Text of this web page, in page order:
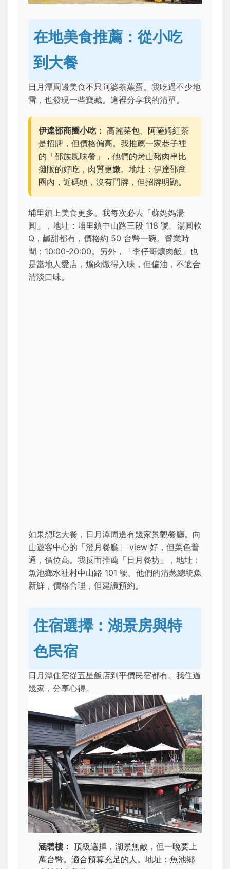
在地美食推薦：從小吃
到大餐
日月潭周邊美食不只阿婆茶葉蛋。我吃過不少地
雷，也發現一些寶藏。這裡分享我的清單。
伊達邵商圈小吃： 高麗菜包、阿薩姆紅茶
是招牌，但價格偏高。我推薦一家巷子裡
的「邵族風味餐」，他們的烤山豬肉串比
攤販的好吃，肉質更嫩。地址：伊達邵商
圈內，近碼頭，沒有門牌，但招牌明顯。
埔里鎮上美食更多。我每次必去「蘇媽媽湯
圓」，地址：埔里鎮中山路三段 118 號。湯圓軟
Q，鹹甜都有，價格約 50 台幣一碗。營業時
間：10:00-20:00。另外，「李仔哥爌肉飯」也
是當地人愛店，爌肉燉得入味，但偏油，不適合
清淡口味。
如果想吃大餐，日月潭周邊有幾家景觀餐廳。向
山遊客中心的「澄月餐廳」 view 好，但菜色普
通，價位高。我反而推薦「日月餐坊」，地址：
魚池鄉水社村中山路 101 號。他們的清蒸總統魚
新鮮，價格合理，但建議預約。
住宿選擇：湖景房與特
色民宿
日月潭住宿從五星飯店到平價民宿都有。我住過
幾家，分享心得。
涵碧樓： 頂級選擇，湖景無敵，但一晚要上
萬台幣。適合預算充足的人。地址：魚池鄉